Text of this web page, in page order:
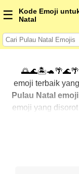
☰
Kode Emoji
Natal
emoji terbaik
Pulau Natal emoji
emoji yang
percakapan
dengan